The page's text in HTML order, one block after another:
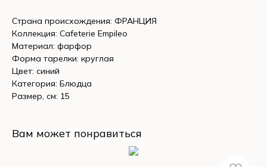
Страна происхождения: ФРАНЦИЯ
Коллекция: Cafeterie Empileo
Материал: фарфор
Форма тарелки: круглая
Цвет: синий
Категория: Блюдца
Размер, см: 15
Вам может понравиться